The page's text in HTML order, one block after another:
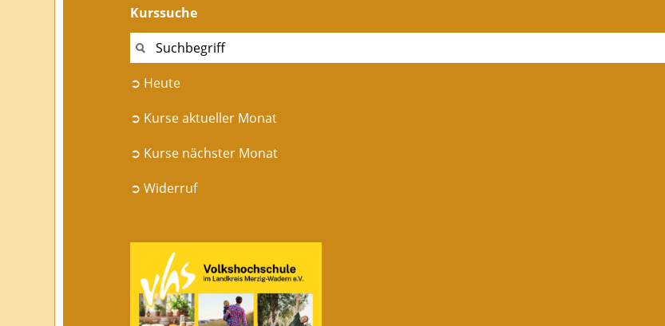
Kurssuche
➲ Heute
➲ Kurse aktueller Monat
➲ Kurse nächster Monat
➲ Widerruf